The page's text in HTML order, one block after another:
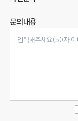
문의내용